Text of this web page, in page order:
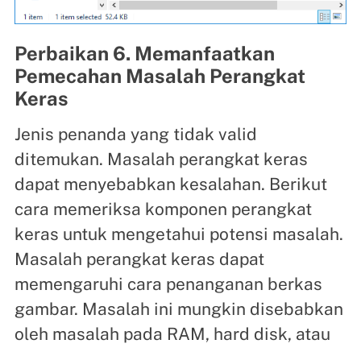
Perbaikan 6. Memanfaatkan
Pemecahan Masalah Perangkat
Keras
Jenis penanda yang tidak valid
ditemukan. Masalah perangkat keras
dapat menyebabkan kesalahan. Berikut
cara memeriksa komponen perangkat
keras untuk mengetahui potensi masalah.
Masalah perangkat keras dapat
memengaruhi cara penanganan berkas
gambar. Masalah ini mungkin disebabkan
oleh masalah pada RAM, hard disk, atau